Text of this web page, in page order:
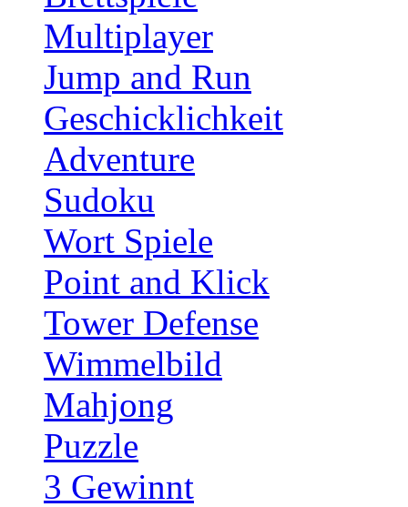
Multiplayer
Jump and Run
Geschicklichkeit
Adventure
Sudoku
Wort Spiele
Point and Klick
Tower Defense
Wimmelbild
Mahjong
Puzzle
3 Gewinnt